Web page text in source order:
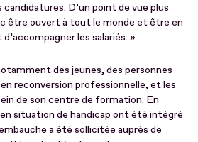
D’un point de vue plus
être ouvert à tout le monde et être en
les salariés. »
des jeunes, des personnes
reconversion professionnelle, et les
de son centre de formation. En
situation de handicap ont été intégré
a été sollicitée auprès de